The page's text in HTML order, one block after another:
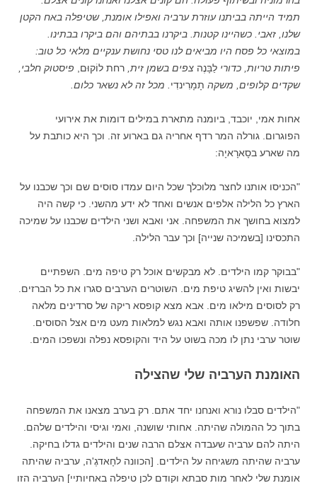
תמיד הייתה בביתנו עוזרת ערביה ואפילו אומנת, שטיפלה באח הקטן
שלנו, זאבי. כשהיינו קטנות. ביקרנו בבתיהם והם ביקרו בבתינו.
במוצאי כל פסח היו מביאים לנו טסי נחושת ענקיים מלאי כל טוב:
פיתות טריות, כדורי לַבָּנֶה צפים בשמן זית, רחת לוֹקוּם, פיסטוק חלבי,
שקדים קלופים, משקה תָמָרִינדִי. מכל זה לא נשאר כלום.
אחות אמי, יוכבד, ביומנה מתארת במילים דומות את אירועי
הפוגרום. גורלה המר רדף אחריה גם בארוע זה. וכך היא כותבת על
מה שארע בסָארָאיָה:
"הכניסו אותנו לחצר מלוכלך שכל היום עמדו סוסים שם וכך שכבנו על
הארץ כל הלילה אלפים אנשים ואחד לא ידע מהשני. כי קשה היה
למצוא בחושך את המשפחה. אני ואבא ושני הילדים שכבנו על שמיכה
התכסינו [בשמיכה שנייה] וכך עבר הלילה.
"בבוקר קמו הילדים. לא מבקשים אוכל רק טיפה מים. השפתיים
יבשות ואין להשיג טיפת מים. השוטרים הערבים סגרו את כל הברזים.
רק לסוסים מילאו מים. אבא מצא קופסא ריקה של סרדינים מלאה
חלודה. שפשפנו אותה ואבא נגש למלאות מעט מים אצל הסוסים.
שוטר ערבי נתן לו מכה בשוט על היד והקופסא נפלה ונשפכו המים.
האומנת הערביה שלי שהצילה
"הילדים סבלו נורא ואנחנו יחד אתם. רק בערב מצאנו את המשפחה
בתוך כל ההמולה שהיתה. אחותי שושנה, ואמי וגיסי והילדים שלהם.
היתה להם ערביה שעבדה אצלם הרבה שנים והילדים גדלו בחיקה.
ערביה שהיתה משגיחה על הילדים. [הכוונה לחָאדגֶ'ה, ערביה שהיתה
אומנת שלי לאחר מות סבתא וקודם לכן טיפלה באחיותיי] הערביה הזו